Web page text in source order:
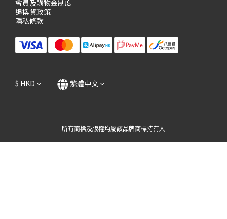
會員及購物金制度
退換貨政策
隱私條款
$ HKD 繁體中文
所有商標及版權均屬該品牌商標持有人